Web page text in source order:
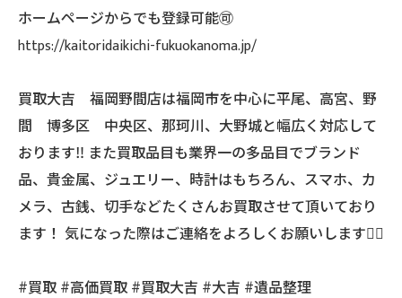
ホームページからでも登録可能🉑
https://kaitoridaikichi-fukuokanoma.jp/
買取大吉 福岡野間店は福岡市を中心に平尾、高宮、野
間 博多区 中央区、那珂川、大野城と幅広く対応して
おります‼️ また買取品目も業界一の多品目でブランド
品、貴金属、ジュエリー、時計はもちろん、スマホ、カ
メラ、古銭、切手などたくさんお買取させて頂いており
ます！ 気になった際はご連絡をよろしくお願いします🙇‍♂️
#買取 #高価買取 #買取大吉 #大吉 #遺品整理